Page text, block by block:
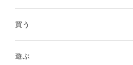
買う
遊ぶ